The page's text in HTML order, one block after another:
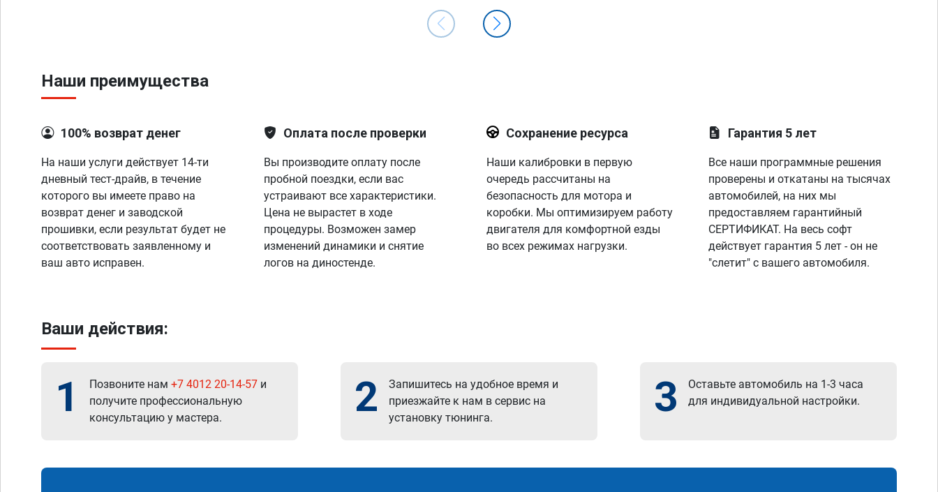
Наши преимущества
100% возврат денег
На наши услуги действует 14-ти
дневный тест-драйв, в течение
которого вы имеете право на
возврат денег и заводской
прошивки, если результат будет не
соответствовать заявленному и
ваш авто исправен.
Оплата после проверки
Вы производите оплату после
пробной поездки, если вас
устраивают все характеристики.
Цена не вырастет в ходе
процедуры. Возможен замер
изменений динамики и снятие
логов на диностенде.
Сохранение ресурса
Наши калибровки в первую
очередь рассчитаны на
безопасность для мотора и
коробки. Мы оптимизируем работу
двигателя для комфортной езды
во всех режимах нагрузки.
Гарантия 5 лет
Все наши программные решения
проверены и откатаны на тысячах
автомобилей, на них мы
предоставляем гарантийный
СЕРТИФИКАТ. На весь софт
действует гарантия 5 лет - он не
"слетит" с вашего автомобиля.
Ваши действия:
1 Позвоните нам +7 4012 20-14-57 и
получите профессиональную
консультацию у мастера.
2
Запишитесь на удобное время и
приезжайте к нам в сервис на
установку тюнинга.
3
Оставьте автомобиль на 1-3 часа
для индивидуальной настройки.